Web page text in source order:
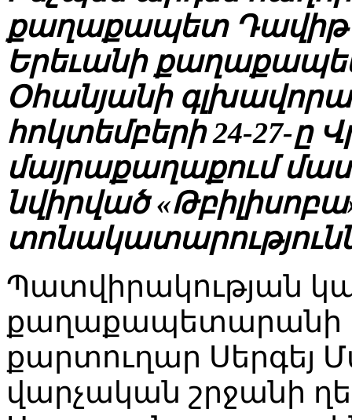
քաղաքապետ Դավիթ
Երեւանի
Օհանյանի
հոկտեմբերի 24-27-ը
մայրաքաղաքում
նվիրված
Պատվիրակության
քարտուղար Սերգեյ
վարչական շրջանի